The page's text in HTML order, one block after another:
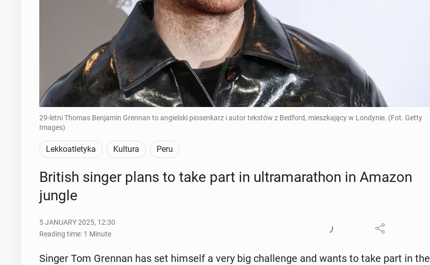
29-letni Thomas Benjamin Grennan to angielski piosenkarz i autor tekstów z Bedford, mieszkający w Londynie. (Fot. Getty
Images)
Lekkoatletyka Kultura Peru
British singer plans to take part in ul­tra­ma­rathon in Amazon
jungle
5 JANUARY 2025, 12:30
Reading time: 1 Minute
Singer Tom Grennan has set himself a very big chal­lenge and wants to take part in the